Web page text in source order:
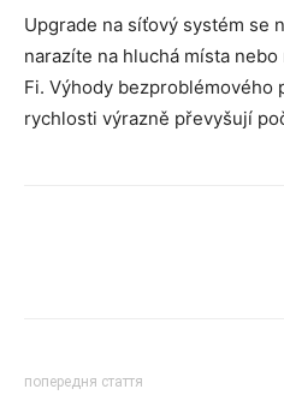
Upgrade na síťový systém se
narazíte na hluchá místa
Fi. Výhody
rychlosti výrazně převyšují
попередня стаття